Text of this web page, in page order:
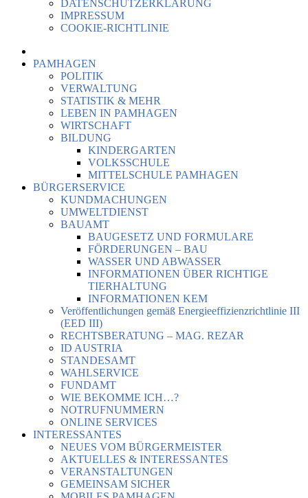
DATENSCHUTZERKLÄRUNG
IMPRESSUM
COOKIE-RICHTLINIE
PAMHAGEN
POLITIK
VERWALTUNG
STATISTIK & MEHR
LEBEN IN PAMHAGEN
WIRTSCHAFT
BILDUNG
KINDERGARTEN
VOLKSSCHULE
MITTELSCHULE PAMHAGEN
BÜRGERSERVICE
KUNDMACHUNGEN
UMWELTDIENST
BAUAMT
BAUGESETZ UND FORMULARE
FÖRDERUNGEN – BAU
WASSER UND ABWASSER
INFORMATIONEN ÜBER RICHTIGE
TIERHALTUNG
INFORMATIONEN KEM
Veröffentlichungen gemäß Energieeffizienzrichtlinie III
(EED III)
RECHTSBERATUNG – MAG. REZAR
ID AUSTRIA
STANDESAMT
WAHLSERVICE
FUNDAMT
WIE BEKOMME ICH…?
NOTRUFNUMMERN
ONLINE SERVICES
INTERESSANTES
NEUES VOM BÜRGERMEISTER
AKTUELLES & INTERESSANTES
VERANSTALTUNGEN
GEMEINSAM SICHER